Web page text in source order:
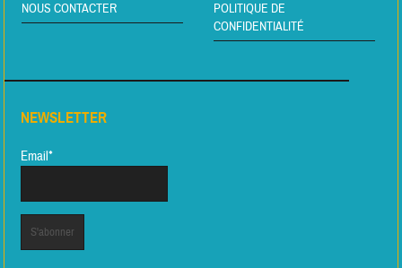
NOUS CONTACTER
POLITIQUE DE
CONFIDENTIALITÉ
NEWSLETTER
Email*